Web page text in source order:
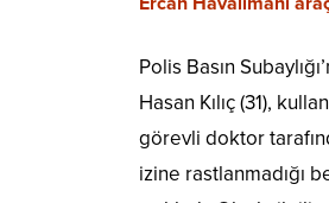
Polis Basın
Hasan Kılıç (31),
görevli doktor
izine rastlanmadığı